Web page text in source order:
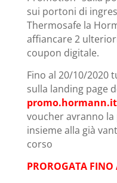
sui portoni di
Thermosafe la
affiancare 2
coupon digitale.
Fino al 20/10/2020
sulla landing page
promo.hormann.it
voucher avranno
insieme alla già
corso
PROROGATA